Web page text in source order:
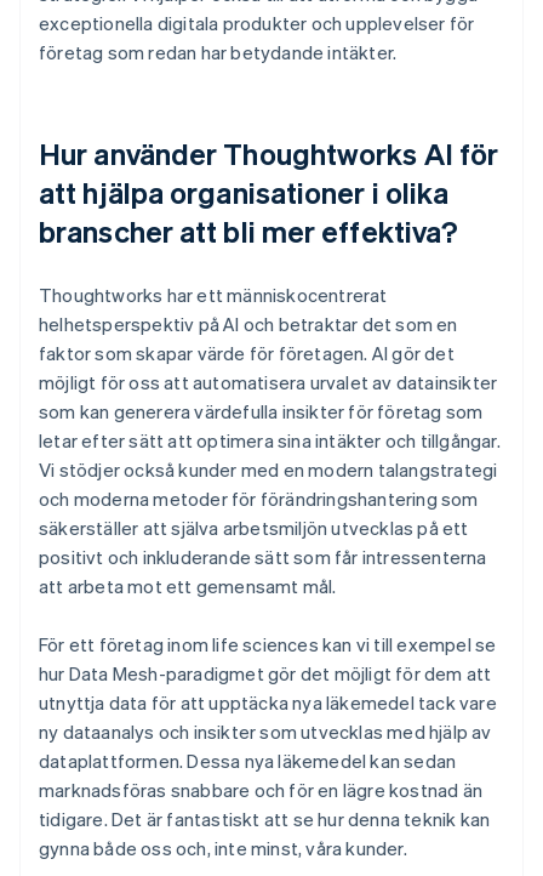
exceptionella digitala produkter och upplevelser för
företag som redan har betydande intäkter.
Hur använder Thoughtworks AI för
att hjälpa organisationer i olika
branscher att bli mer effektiva?
Thoughtworks har ett människocentrerat
helhetsperspektiv på AI och betraktar det som en
faktor som skapar värde för företagen. AI gör det
möjligt för oss att automatisera urvalet av datainsikter
som kan generera värdefulla insikter för företag som
letar efter sätt att optimera sina intäkter och tillgångar.
Vi stödjer också kunder med en modern talangstrategi
och moderna metoder för förändringshantering som
säkerställer att själva arbetsmiljön utvecklas på ett
positivt och inkluderande sätt som får intressenterna
att arbeta mot ett gemensamt mål.
För ett företag inom life sciences kan vi till exempel se
hur Data Mesh-paradigmet gör det möjligt för dem att
utnyttja data för att upptäcka nya läkemedel tack vare
ny dataanalys och insikter som utvecklas med hjälp av
dataplattformen. Dessa nya läkemedel kan sedan
marknadsföras snabbare och för en lägre kostnad än
tidigare. Det är fantastiskt att se hur denna teknik kan
gynna både oss och, inte minst, våra kunder.